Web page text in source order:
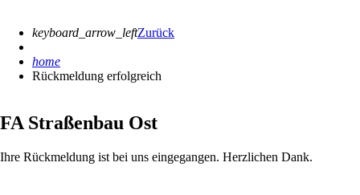
keyboard_arrow_leftZurück
home
Rückmeldung erfolgreich
FA Straßenbau Ost
Ihre Rückmeldung ist bei uns eingegangen. Herzlichen Dank.